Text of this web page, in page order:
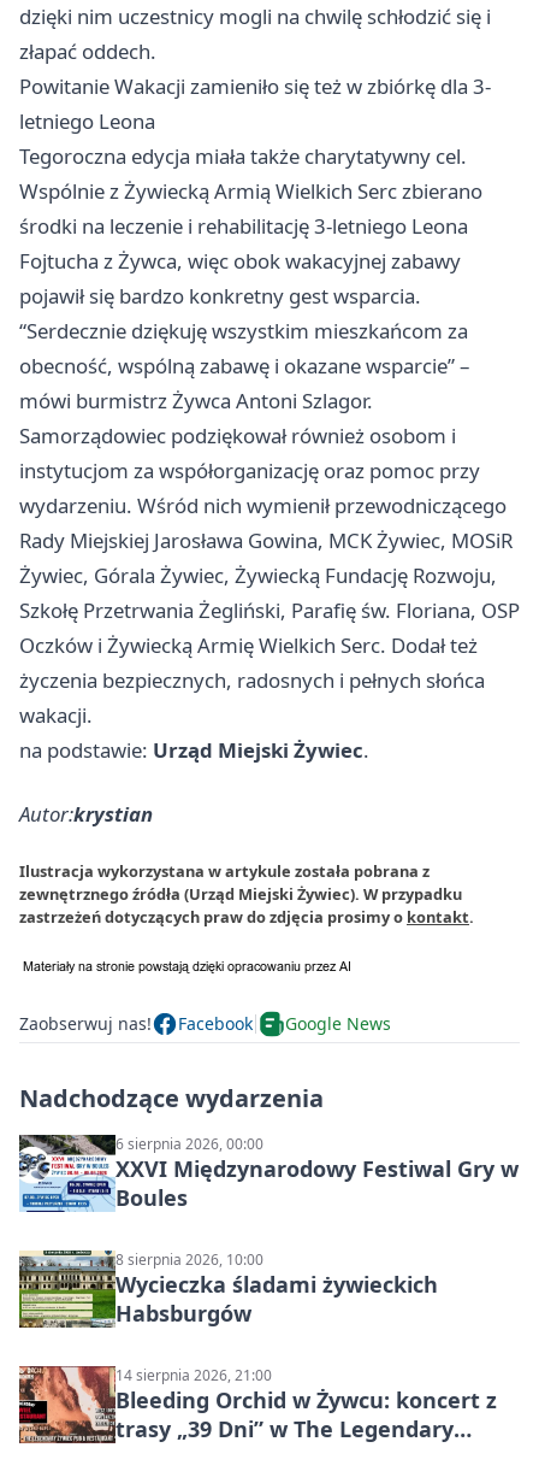
dzięki nim uczestnicy mogli na chwilę schłodzić się i
złapać oddech.
Powitanie Wakacji zamieniło się też w zbiórkę dla 3-
letniego Leona
Tegoroczna edycja miała także charytatywny cel.
Wspólnie z Żywiecką Armią Wielkich Serc zbierano
środki na leczenie i rehabilitację 3-letniego Leona
Fojtucha z Żywca, więc obok wakacyjnej zabawy
pojawił się bardzo konkretny gest wsparcia.
“Serdecznie dziękuję wszystkim mieszkańcom za
obecność, wspólną zabawę i okazane wsparcie” –
mówi burmistrz Żywca Antoni Szlagor.
Samorządowiec podziękował również osobom i
instytucjom za współorganizację oraz pomoc przy
wydarzeniu. Wśród nich wymienił przewodniczącego
Rady Miejskiej Jarosława Gowina, MCK Żywiec, MOSiR
Żywiec, Górala Żywiec, Żywiecką Fundację Rozwoju,
Szkołę Przetrwania Żegliński, Parafię św. Floriana, OSP
Oczków i Żywiecką Armię Wielkich Serc. Dodał też
życzenia bezpiecznych, radosnych i pełnych słońca
wakacji.
na podstawie: Urząd Miejski Żywiec.
Autor:krystian
Ilustracja wykorzystana w artykule została pobrana z
zewnętrznego źródła (Urząd Miejski Żywiec). W przypadku
zastrzeżeń dotyczących praw do zdjęcia prosimy o kontakt.
Zaobserwuj nas! Facebook Google News
Nadchodzące wydarzenia
6 sierpnia 2026, 00:00
XXVI Międzynarodowy Festiwal Gry w
Boules
8 sierpnia 2026, 10:00
Wycieczka śladami żywieckich
Habsburgów
14 sierpnia 2026, 21:00
Bleeding Orchid w Żywcu: koncert z
trasy „39 Dni” w The Legendary